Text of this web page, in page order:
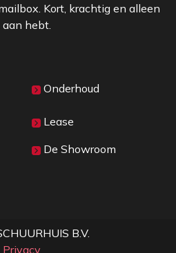
Kort, krachtig en alleen
hebt.
Onderhoud
Lease
De Showroom
B.V.
Privacy